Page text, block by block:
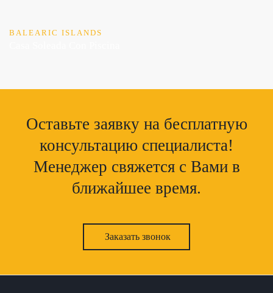
BALEARIC ISLANDS
Оставьте заявку на бесплатную
консультацию специалиста!
Менеджер свяжется с Вами в
ближайшее время.
Заказать звонок